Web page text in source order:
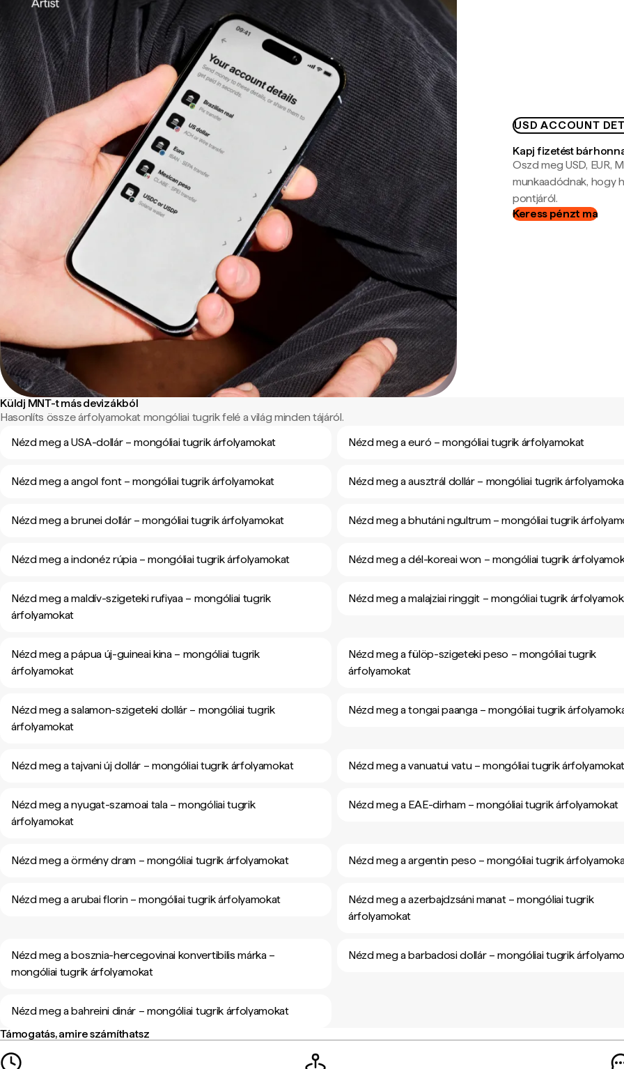
USD ACCOUNT
Kapj fizetést
Oszd meg USD, EUR,
munkaadódnak, hogy
pontjáról.
Keress pénzt ma
Küldj MNT-t más devizákból
Hasonlíts össze árfolyamokat mongóliai tugrik felé a világ minden tájáról.
Nézd meg a USA-dollár – mongóliai tugrik árfolyamokat
Nézd meg a euró – mongóliai tugrik árfolyamokat
Nézd meg a angol font – mongóliai tugrik árfolyamokat Nézd meg a ausztrál dollár – mongóliai tugrik
Nézd meg a brunei dollár – mongóliai tugrik árfolyamokat Nézd meg a bhutáni ngultrum – mongóliai tugrik
Nézd meg a indonéz rúpia – mongóliai tugrik árfolyamokat Nézd meg a dél-koreai won – mongóliai tugrik
Nézd meg a maldív-szigeteki rufiyaa – mongóliai tugrik
árfolyamokat
Nézd meg a malajziai ringgit – mongóliai tugrik
Nézd meg a pápua új-guineai kina – mongóliai tugrik
árfolyamokat
Nézd meg a fülöp-szigeteki peso – mongóliai tugrik
árfolyamokat
Nézd meg a salamon-szigeteki dollár – mongóliai tugrik
árfolyamokat
Nézd meg a tongai paanga – mongóliai tugrik
Nézd meg a tajvani új dollár – mongóliai tugrik árfolyamokat Nézd meg a vanuatui vatu – mongóliai tugrik
Nézd meg a nyugat-szamoai tala – mongóliai tugrik
árfolyamokat
Nézd meg a EAE-dirham – mongóliai tugrik árfolyamokat
Nézd meg a örmény dram – mongóliai tugrik árfolyamokat Nézd meg a argentin peso – mongóliai tugrik
Nézd meg a arubai florin – mongóliai tugrik árfolyamokat
Nézd meg a azerbajdzsáni manat – mongóliai tugrik
árfolyamokat
Nézd meg a bosznia-hercegovinai konvertibilis márka –
mongóliai tugrik árfolyamokat
Nézd meg a barbadosi dollár – mongóliai tugrik
Nézd meg a bahreini dinár – mongóliai tugrik árfolyamokat
Támogatás, amire számíthatsz